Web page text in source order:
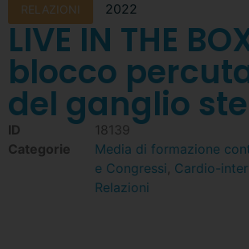
RELAZIONI 2022
LIVE IN THE
blocco
del ganglio
ID
18139
Categorie
Media di formazione
e Congressi, Cardio-
Relazioni